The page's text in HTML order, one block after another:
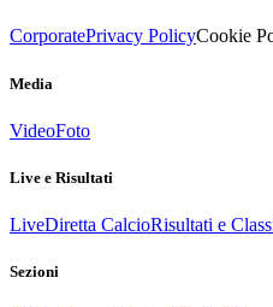
CorporatePrivacy PolicyCookie
Media
VideoFoto
Live e Risultati
LiveDiretta CalcioRisultati e
Sezioni